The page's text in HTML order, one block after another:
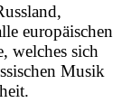
europäischen
welches sich
Musik